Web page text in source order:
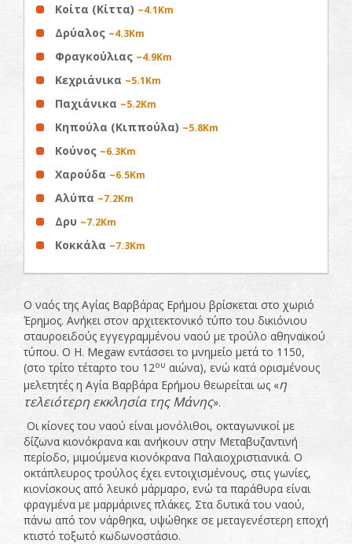
Κοίτα (Κίττα) ~4.1Km
Δρύαλος ~4.3Km
Φραγκούλιας ~4.9Km
Κεχριάνικα ~5.1Km
Παχιάνικα ~5.2Km
Κηπούλα (Κιππούλα) ~5.8Km
Κούνος ~6.3Km
Χαρούδα ~6.5Km
Αλύπα ~7.2Km
Δρυ ~7.2Km
Κοκκάλα ~7.3Km
Ο ναός της Αγίας Βαρβάρας Ερήμου βρίσκεται στο χωριό
Έρημος. Ανήκει στον αρχιτεκτονικό τύπο του δικιόνιου
σταυροειδούς εγγεγραμμένου ναού με τρούλο αθηναϊκού
τύπου. Ο H. Megaw εντάσσει το μνημείο μετά το 1150,
(στο τρίτο τέταρτο του 12ου αιώνα), ενώ κατά ορισμένους
μελετητές η Αγία Βαρβάρα Ερήμου θεωρείται ως «η
τελειότερη εκκλησία της Μάνης».
Οι κίονες του ναού είναι μονόλιθοι, οκταγωνικοί με
δίζωνα κιονόκρανα και ανήκουν στην Μεταβυζαντινή
περίοδο, μιμούμενα κιονόκρανα Παλαιοχριστιανικά. Ο
οκτάπλευρος τρούλος έχει εντοιχισμένους, στις γωνίες,
κιονίσκους από λευκό μάρμαρο, ενώ τα παράθυρα είναι
φραγμένα με μαρμάρινες πλάκες. Στα δυτικά του ναού,
πάνω από τον νάρθηκα, υψώθηκε σε μεταγενέστερη εποχή
κτιστό τοξωτό κωδωνοστάσιο.